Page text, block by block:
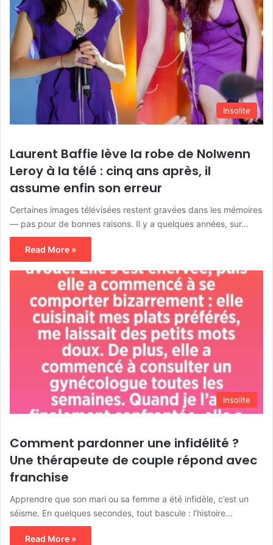
Insolite
Laurent Baffie lève la robe de Nolwenn
Leroy à la télé : cinq ans après, il
assume enfin son erreur
Certaines images télévisées restent gravées dans les mémoires
— pas pour de bonnes raisons. Il y a quelques années, sur…
Read More »
Insolite
Comment pardonner une infidélité ?
Une thérapeute de couple répond avec
franchise
Apprendre que son mari ou sa femme a été infidèle, c’est un
séisme. En quelques secondes, tout bascule : l’histoire…
Read More »